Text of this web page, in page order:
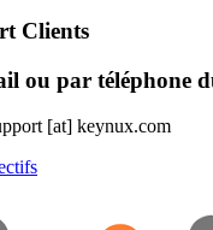
Clients
ou par téléphone
[at] keynux.com